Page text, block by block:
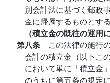
別会計法に基づく郵政
金に帰属するものとする
（積立金の既往の運用
第八条 この法律の施行
会計の積立金（以下こ
において単に「積立金
のうちに第五条の規定